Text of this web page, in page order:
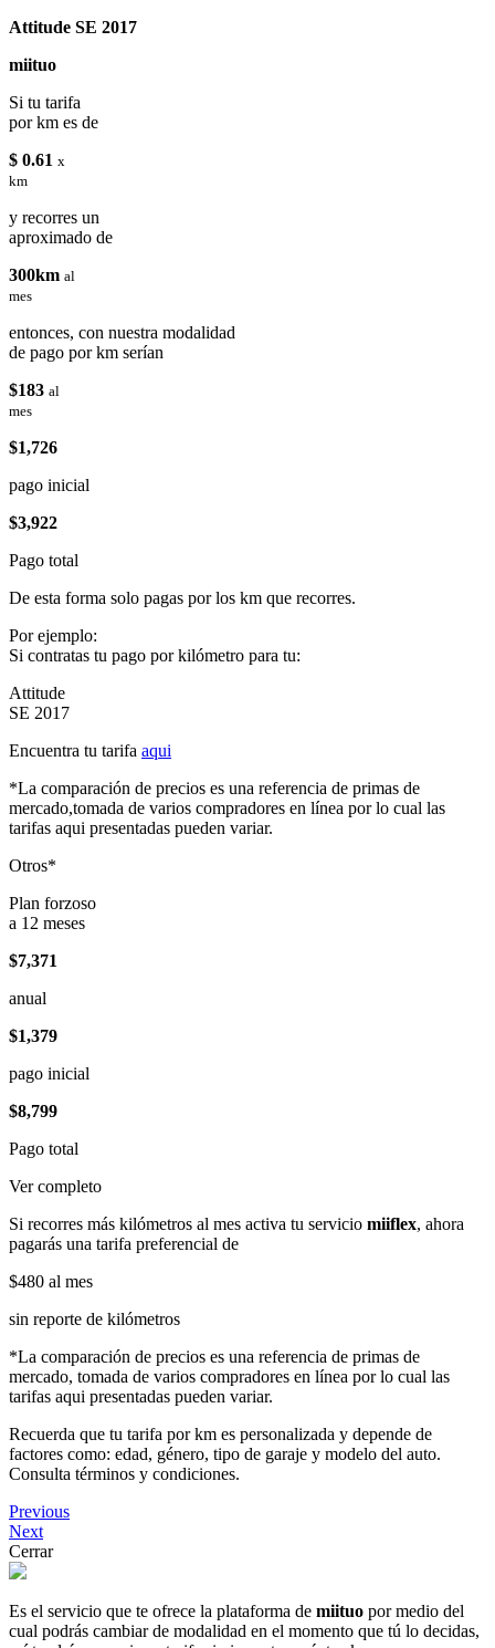
Attitude SE 2017
miituo
Si tu tarifa
por km es de
$ 0.61 x
km
y recorres un
aproximado de
300km al
mes
entonces, con nuestra modalidad
de pago por km serían
$183 al
mes
$1,726
pago inicial
$3,922
Pago total
De esta forma solo pagas por los km que recorres.
Por ejemplo:
Si contratas tu pago por kilómetro para tu:
Attitude
SE 2017
Encuentra tu tarifa aqui
*La comparación de precios es una referencia de primas de
mercado,tomada de varios compradores en línea por lo cual las
tarifas aqui presentadas pueden variar.
Otros*
Plan forzoso
a 12 meses
$7,371
anual
$1,379
pago inicial
$8,799
Pago total
Ver completo
Si recorres más kilómetros al mes activa tu servicio miiflex, ahora
pagarás una tarifa preferencial de
$480 al mes
sin reporte de kilómetros
*La comparación de precios es una referencia de primas de
mercado, tomada de varios compradores en línea por lo cual las
tarifas aqui presentadas pueden variar.
Recuerda que tu tarifa por km es personalizada y depende de
factores como: edad, género, tipo de garaje y modelo del auto.
Consulta términos y condiciones.
Previous
Next
Cerrar
Es el servicio que te ofrece la plataforma de miituo por medio del
cual podrás cambiar de modalidad en el momento que tú lo decidas,